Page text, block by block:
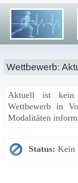
Wettbewerb:
Aktuell ist kein
Wettbewerb in
Modalitäten
Status: Kein